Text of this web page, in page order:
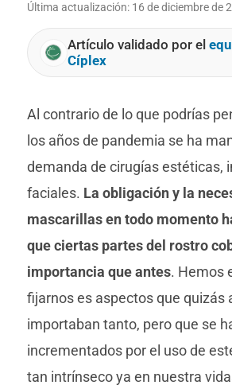
Última actualización: 16 de diciembre de
Artículo validado por el
Cíplex
Al contrario de lo que podrías
los años de pandemia se ha
demanda de cirugías estéticas,
faciales. La obligación y la
mascarillas en todo momento
que ciertas partes del rostro
importancia que antes. Hemos
fijarnos es aspectos que quizás
importaban tanto, pero que se
incrementados por el uso de
tan intrínseco ya en nuestra